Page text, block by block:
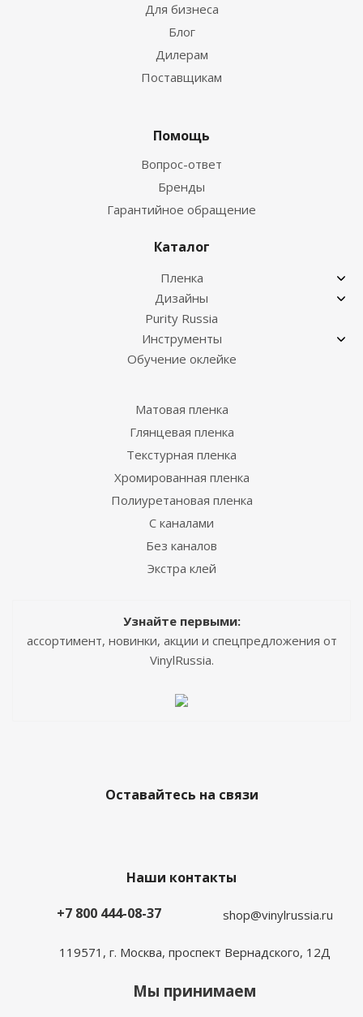
Для бизнеса
Блог
Дилерам
Поставщикам
Помощь
Вопрос-ответ
Бренды
Гарантийное обращение
Каталог
Пленка
Дизайны
Purity Russia
Инструменты
Обучение оклейке
Матовая пленка
Глянцевая пленка
Текстурная пленка
Хромированная пленка
Полиуретановая пленка
С каналами
Без каналов
Экстра клей
Узнайте первыми:
ассортимент, новинки, акции и спецпредложения от
VinylRussia.
Оставайтесь на связи
Наши контакты
+7 800 444-08-37
shop@vinylrussia.ru
119571, г. Москва, проспект Вернадского, 12Д
Мы принимаем